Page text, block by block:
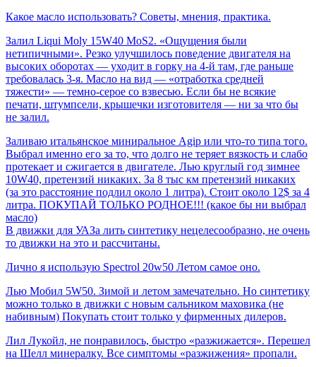
Какое масло использовать? Советы, мнения, практика.
Залил Liqui Moly 15W40 MoS2. «Ощущения были
нетипичными». Резко улучшилось поведение двигателя на
высоких оборотах — уходит в горку на 4-й там, где раньше
требовалась 3-я. Масло на вид — «отработка средней
тяжести» — темно-серое со взвесью. Если бы не всякие
печати, штумпсели, крышечки изготовителя — ни за что бы
не залил.
Заливаю итальянское миниральное Agip или что-то типа того.
Выбрал именно его за то, что долго не теряет вязкость и слабо
протекает и сжигается в двигателе. Лью круглый год зимнее
10W40, претензий никаких. За 8 тыс км претензий никаких
(за это расстояние подлил около 1 литра). Стоит около 12$ за 4
литра. ПОКУПАЙ ТОЛЬКО РОДНОЕ!!! (какое бы ни выбрал
масло)
В движки для УАЗа лить синтетику нецелесообразно, не очень
то движки на это и рассчитаны.
Лично я использую Spectrol 20w50 Летом самое оно.
Лью Мобил 5W50. Зимой и летом замечательно. Но синтетику
можно только в движки с новым сальником маховика (не
набивным) Покупать стоит только у фирменных дилеров.
Лил Лукойл, не понравилось, быстро «разжижается». Перешел
на Шелл минералку. Все симптомы «разжижения» пропали.